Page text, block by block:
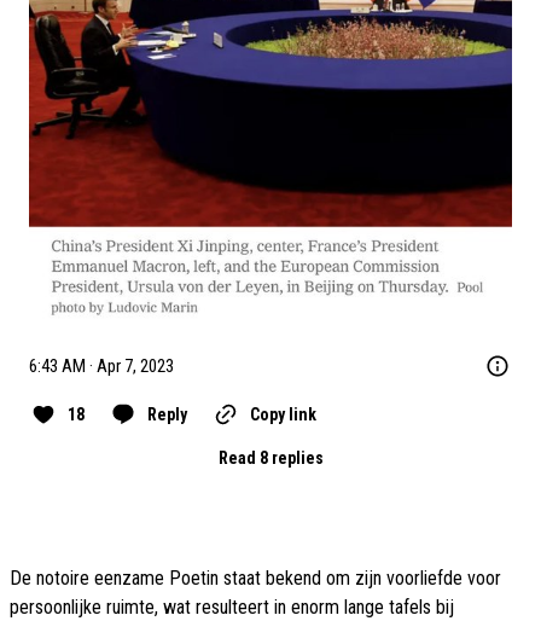
6:43 AM · Apr 7, 2023
18 Reply Copy link
Read 8 replies
De notoire eenzame Poetin staat bekend om zijn voorliefde voor
persoonlijke ruimte, wat resulteert in enorm lange tafels bij